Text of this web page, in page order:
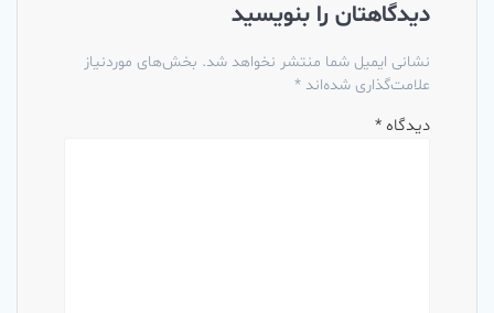
دیدگاهتان را بنویسید
نشانی ایمیل شما منتشر نخواهد شد. بخش‌های موردنیاز
علامت‌گذاری شده‌اند *
دیدگاه *